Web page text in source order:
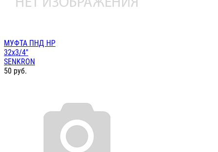
МУФТА ПНД НР
32х3/4"
SENKRON
50 руб.